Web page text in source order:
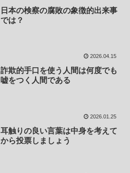
日本の検察の腐敗の象徴的出来事
では？
2026.04.15
詐欺的手口を使う人間は何度でも
嘘をつく人間である
2026.01.25
耳触りの良い言葉は中身を考えて
から投票しましょう